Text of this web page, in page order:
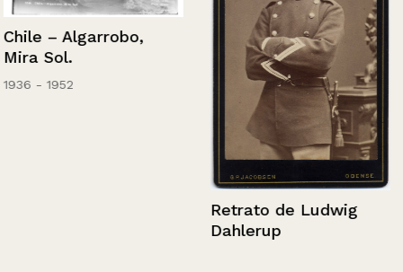
Chile – Algarrobo,
Mira Sol.
1936 - 1952
Retrato de Ludwig
Dahlerup